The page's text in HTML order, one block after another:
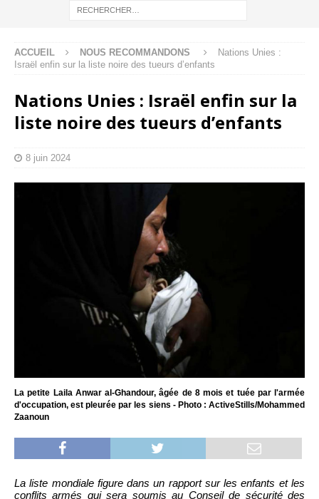
ACCUEIL NOUS RECOMMANDONS
Nations Unies :
Israël enfin sur la liste noire des tueurs d’enfants
Nations Unies : Israël enfin sur la
liste noire des tueurs d’enfants
8 juin 2024
La petite Laila Anwar al-Ghandour, âgée de 8 mois et tuée par l'armée
d'occupation, est pleurée par les siens - Photo : ActiveStills/Mohammed
Zaanoun
La liste mondiale figure dans un rapport sur les enfants et les
conflits armés qui sera soumis au Conseil de sécurité des